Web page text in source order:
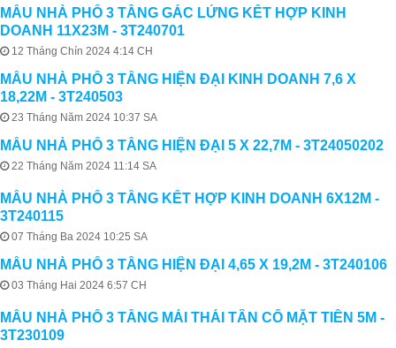
MẪU NHÀ PHỐ 3 TẦNG GÁC LỬNG KẾT HỢP KINH
DOANH 11X23M - 3T240701
12 Tháng Chín 2024 4:14 CH
MẪU NHÀ PHỐ 3 TẦNG HIỆN ĐẠI KINH DOANH 7,6 X
18,22M - 3T240503
23 Tháng Năm 2024 10:37 SA
MẪU NHÀ PHỐ 3 TẦNG HIỆN ĐẠI 5 X 22,7M - 3T24050202
22 Tháng Năm 2024 11:14 SA
MẪU NHÀ PHỐ 3 TẦNG KẾT HỢP KINH DOANH 6X12M -
3T240115
07 Tháng Ba 2024 10:25 SA
MẪU NHÀ PHỐ 3 TẦNG HIỆN ĐẠI 4,65 X 19,2M - 3T240106
03 Tháng Hai 2024 6:57 CH
MẪU NHÀ PHỐ 3 TẦNG MÁI THÁI TÂN CỔ MẶT TIỀN 5M -
3T230109